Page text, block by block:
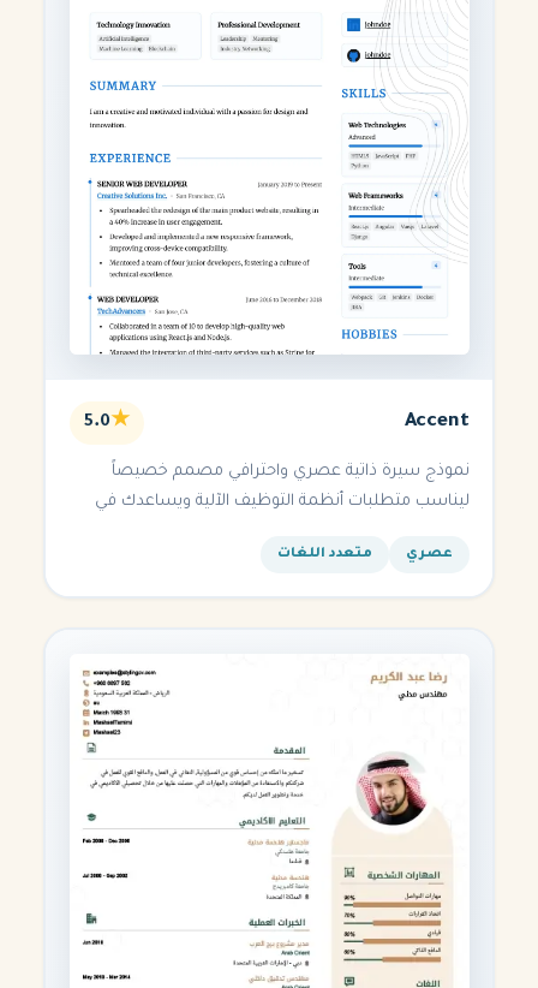
Accent
★
5.0
نموذج سيرة ذاتية عصري واحترافي مصمم خصيصاً
ليناسب متطلبات أنظمة التوظيف الآلية ويساعدك في
عصري متعدد اللغات